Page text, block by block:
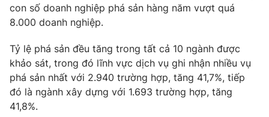
Phim VTV
Nhân vật
Khán giả
Giải sao mai
Giải trí
Điện ảnh
Âm nhạc
Sao
Đời sống
Du lịch
Làm đẹp
Giáo dục
con số doanh nghiệp phá sản hàng năm vượt quá
8.000 doanh nghiệp.
Tỷ lệ phá sản đều tăng trong tất cả 10 ngành được
khảo sát, trong đó lĩnh vực dịch vụ ghi nhận nhiều vụ
phá sản nhất với 2.940 trường hợp, tăng 41,7%, tiếp
đó là ngành xây dựng với 1.693 trường hợp, tăng
41,8%.